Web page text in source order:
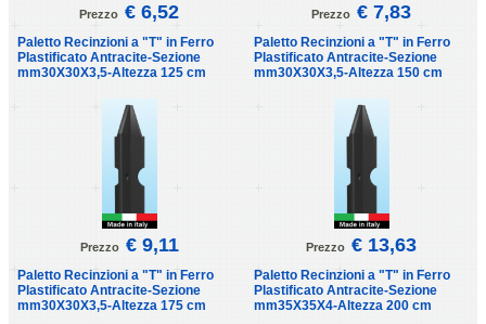
Prezzo € 6,52
Paletto Recinzioni a "T" in Ferro
Plastificato Antracite-Sezione
mm30X30X3,5-Altezza 125 cm
Prezzo € 7,83
Paletto Recinzioni a "T" in Ferro
Plastificato Antracite-Sezione
mm30X30X3,5-Altezza 150 cm
Prezzo € 9,11
Paletto Recinzioni a "T" in Ferro
Plastificato Antracite-Sezione
mm30X30X3,5-Altezza 175 cm
Prezzo € 13,63
Paletto Recinzioni a "T" in Ferro
Plastificato Antracite-Sezione
mm35X35X4-Altezza 200 cm